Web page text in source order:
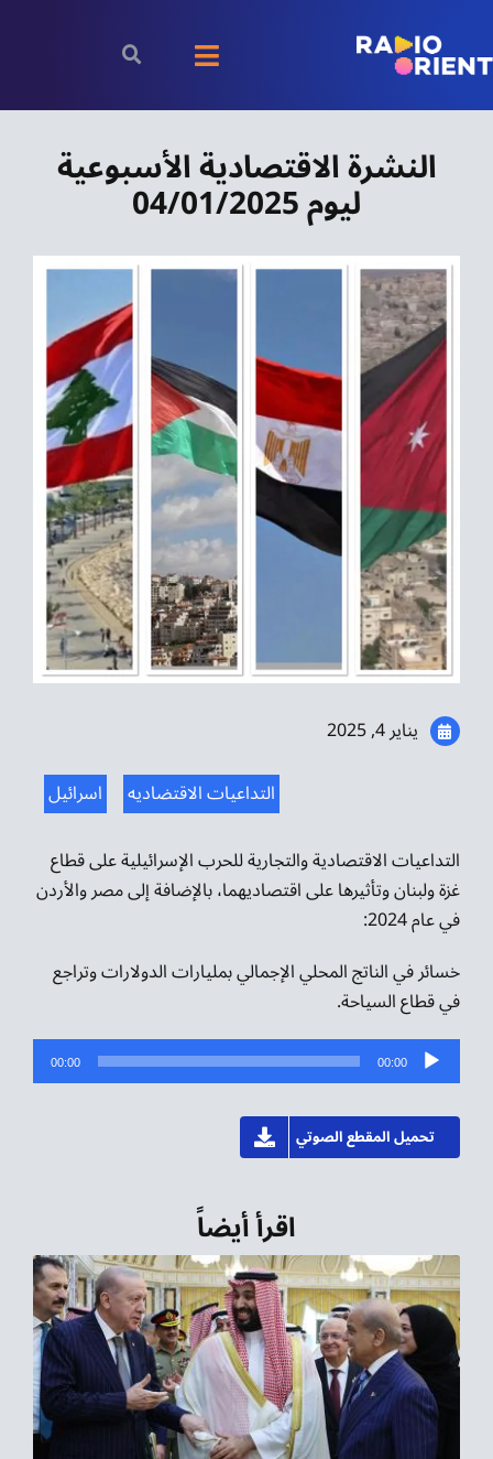
content
Toggle
Navigation
بودكاست
الأخبار
اقتصاد
مقالات
موسيقى الشرق
من نحن
تواصل معنا
النشرة الاقتصادية الأسبوعية
ليوم 04/01/2025
يناير 4, 2025
اسرائيل
التداعيات الاقتضاديه
التداعيات الاقتصادية والتجارية للحرب الإسرائيلية على قطاع
غزة ولبنان وتأثيرها على اقتصاديهما، بالإضافة إلى مصر والأردن
في عام 2024:
خسائر في الناتج المحلي الإجمالي بمليارات الدولارات وتراجع
في قطاع السياحة.
مشغل
الصوت
00:00
00:00
تحميل المقطع الصوتي
اقرأ أيضاً